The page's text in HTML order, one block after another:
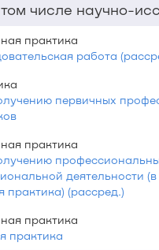
числе научно-
практика
работа
первичных
практика
деятельности
практика) (рассред.)
практика
практика